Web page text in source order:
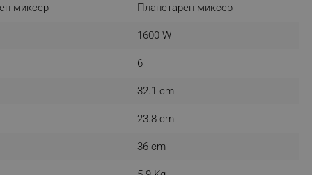
миксер Планетарен миксер
1600 W
6
32.1 cm
23.8 cm
36 cm